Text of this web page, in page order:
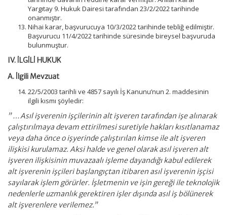
Yargıtay 9. Hukuk Dairesi tarafından 23/2/2022 tarihinde
onanmıştır.
Nihai karar, başvurucuya 10/3/2022 tarihinde tebliğ edilmiştir.
Başvurucu 11/4/2022 tarihinde süresinde bireysel başvuruda
bulunmuştur.
IV. İLGİLİ HUKUK
A. İlgili Mevzuat
22/5/2003 tarihli ve 4857 sayılı İş Kanunu’nun 2. maddesinin
ilgili kısmı şöyledir:
” …Asıl işverenin işçilerinin alt işveren tarafından işe alınarak
çalıştırılmaya devam ettirilmesi suretiyle hakları kısıtlanamaz
veya daha önce o işyerinde çalıştırılan kimse ile alt işveren
ilişkisi kurulamaz. Aksi halde ve genel olarak asıl işveren alt
işveren ilişkisinin muvazaalı işleme dayandığı kabul edilerek
alt işverenin işçileri başlangıçtan itibaren asıl işverenin işçisi
sayılarak işlem görürler. İşletmenin ve işin gereği ile teknolojik
nedenlerle uzmanlık gerektiren işler dışında asıl iş bölünerek
alt işverenlere verilemez.”